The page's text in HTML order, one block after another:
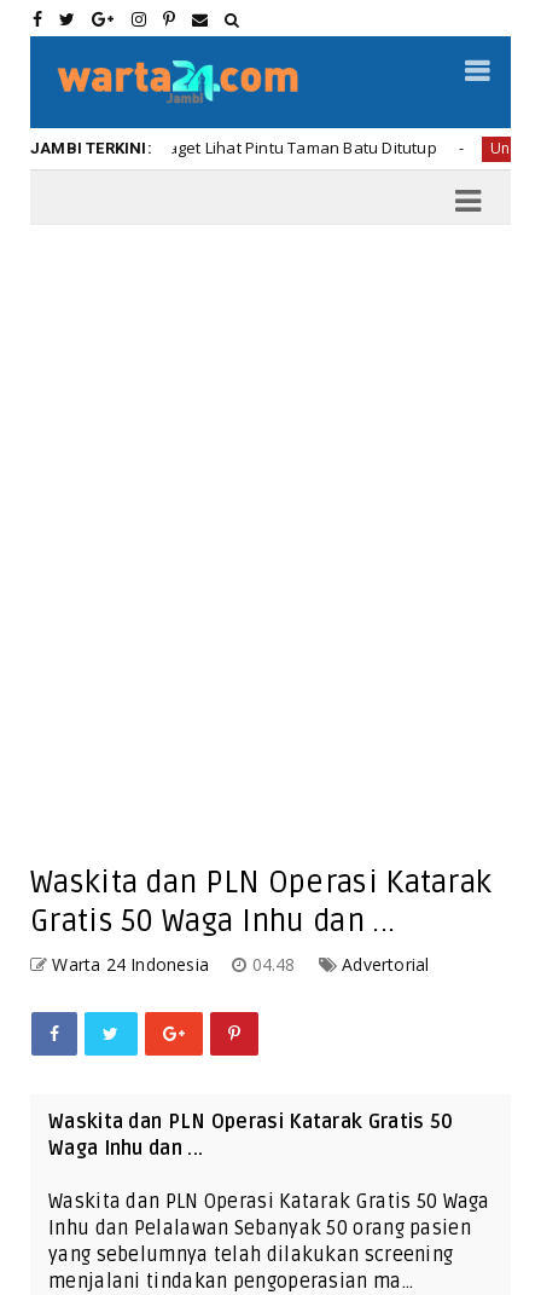
JAMBI TERKINI:
Oneng Kaget Lihat Pintu Taman Batu Ditutup Uncategorized
Waskita dan PLN Operasi Katarak
Gratis 50 Waga Inhu dan ...
Warta 24 Indonesia 04.48 Advertorial
Waskita dan PLN Operasi Katarak Gratis 50
Waga Inhu dan ...
Waskita dan PLN Operasi Katarak Gratis 50 Waga
Inhu dan Pelalawan Sebanyak 50 orang pasien
yang sebelumnya telah dilakukan screening
menjalani tindakan pengoperasian ma…